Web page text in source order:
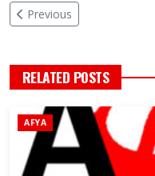
Previous
RELATED POSTS
AFYA